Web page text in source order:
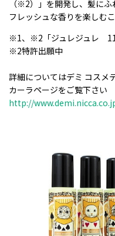
（※2）」を開発し、髪に
フレッシュな香りを楽しむ
※1、※2「ジュレジュレ 11
※2特許出願中
詳細についてはデミ コス
カーラページをご覧下さい
http://